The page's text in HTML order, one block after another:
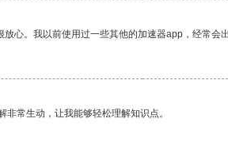
心。我以前使用过一些其他的加速器app，经常会
常生动，让我能够轻松理解知识点。